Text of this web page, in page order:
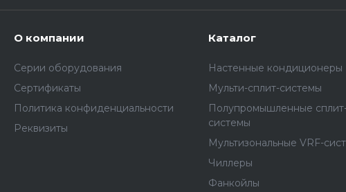
О компании
Серии оборудования
Сертификаты
Политика конфиденциальности
Реквизиты
Каталог
Настенные кондиционеры
Мульти-сплит-системы
Полупромышленные
системы
Мультизональные VRF-
Чиллеры
Фанкойлы